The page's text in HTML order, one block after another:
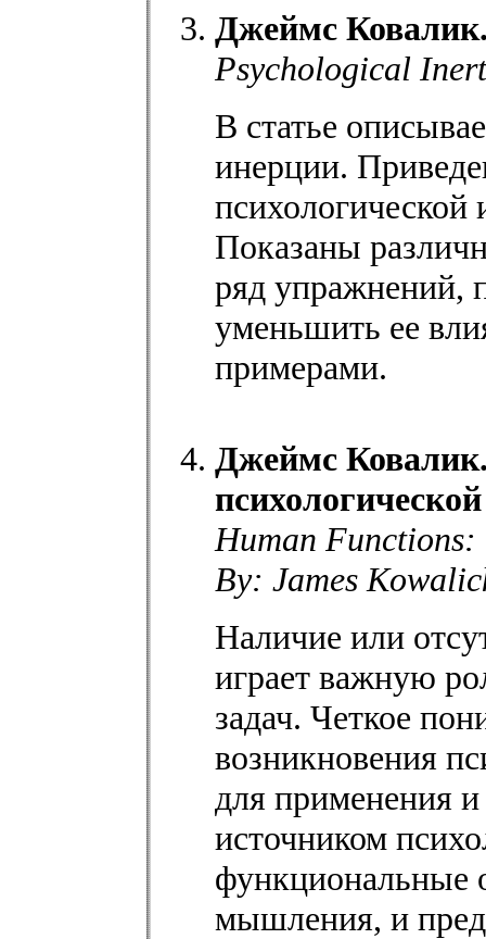
Джеймс
Psychological
В статье
инерции.
психологической
Показаны
ряд упражнений,
уменьшить ее
примерами.
Джеймс
Human
By: James
Наличие или
играет важную
задач. Четкое
возникновения
для применения
источником
функциональные
мышления, и